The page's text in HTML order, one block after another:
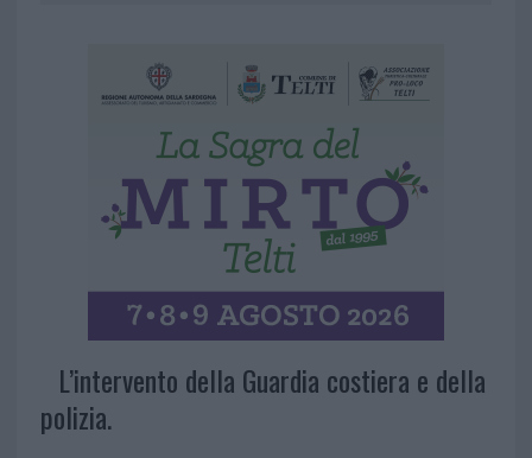
L’intervento della Guardia costiera e della
polizia.